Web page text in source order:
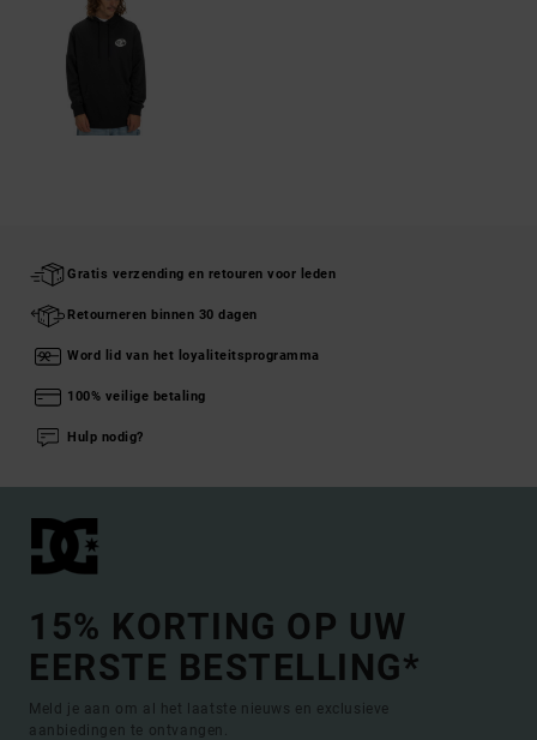
Gratis verzending en retouren voor leden
Retourneren binnen 30 dagen
Word lid van het loyaliteitsprogramma
100% veilige betaling
Hulp nodig?
15% KORTING OP UW
EERSTE BESTELLING*
Meld je aan om al het laatste nieuws en exclusieve
aanbiedingen te ontvangen.